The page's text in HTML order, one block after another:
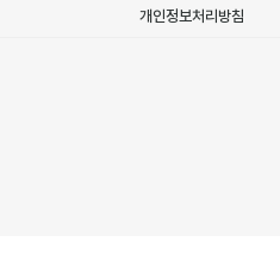
개인정보처리방침